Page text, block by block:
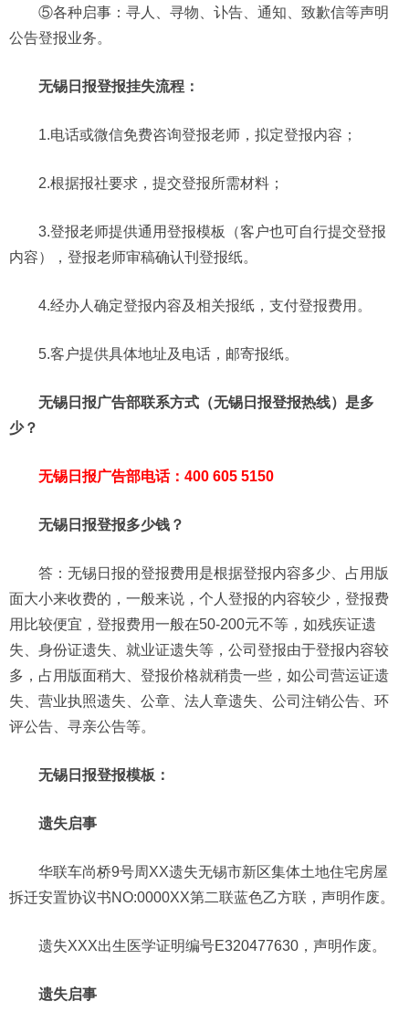
⑤各种启事：寻人、寻物、讣告、通知、致歉信等声明
公告登报业务。
无锡日报登报挂失流程：
1.电话或微信免费咨询登报老师，拟定登报内容；
2.根据报社要求，提交登报所需材料；
3.登报老师提供通用登报模板（客户也可自行提交登报
内容），登报老师审稿确认刊登报纸。
4.经办人确定登报内容及相关报纸，支付登报费用。
5.客户提供具体地址及电话，邮寄报纸。
无锡日报广告部联系方式（无锡日报登报热线）是多
少？
无锡日报广告部电话：400 605 5150
无锡日报登报多少钱？
答：无锡日报的登报费用是根据登报内容多少、占用版
面大小来收费的，一般来说，个人登报的内容较少，登报费
用比较便宜，登报费用一般在50-200元不等，如残疾证遗
失、身份证遗失、就业证遗失等，公司登报由于登报内容较
多，占用版面稍大、登报价格就稍贵一些，如公司营运证遗
失、营业执照遗失、公章、法人章遗失、公司注销公告、环
评公告、寻亲公告等。
无锡日报登报模板：
遗失启事
华联车尚桥9号周XX遗失无锡市新区集体土地住宅房屋
拆迁安置协议书NO:0000XX第二联蓝色乙方联，声明作废。
遗失XXX出生医学证明编号E320477630，声明作废。
遗失启事